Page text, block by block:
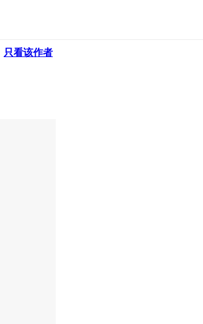
只看该作者